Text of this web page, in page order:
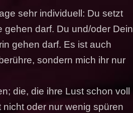
sehr individuell: Du setzt
darf. Du und/oder Dein
gehen darf. Es ist auch
sondern mich ihr nur
die, die ihre Lust schon voll
oder nur wenig spüren